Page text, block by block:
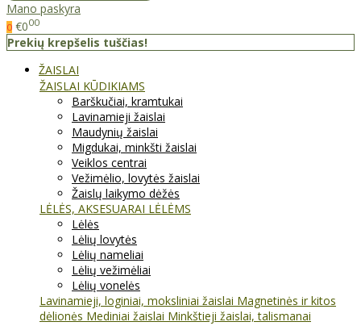
Mano paskyra
0 €000
Prekių krepšelis tuščias!
ŽAISLAI
ŽAISLAI KŪDIKIAMS
Barškučiai, kramtukai
Lavinamieji žaislai
Maudynių žaislai
Migdukai, minkšti žaislai
Veiklos centrai
Vežimėlio, lovytės žaislai
Žaislų laikymo dėžės
LĖLĖS, AKSESUARAI LĖLĖMS
Lėlės
Lėlių lovytės
Lėlių nameliai
Lėlių vežimėliai
Lėlių vonelės
Lavinamieji, loginiai, moksliniai žaislai Magnetinės ir kitos
dėlionės Mediniai žaislai Minkštieji žaislai, talismanai